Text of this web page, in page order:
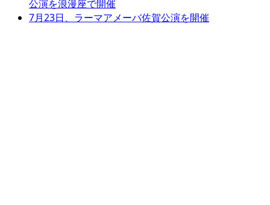
公演を浪漫座で開催
7月23日、ラーマアメーバ佐賀公演を開催